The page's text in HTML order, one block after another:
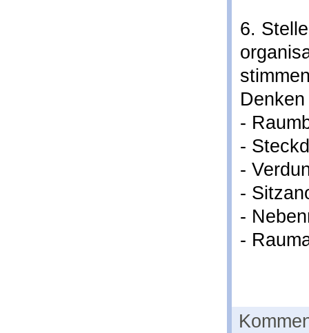
6.
-
-
-
-
-
-